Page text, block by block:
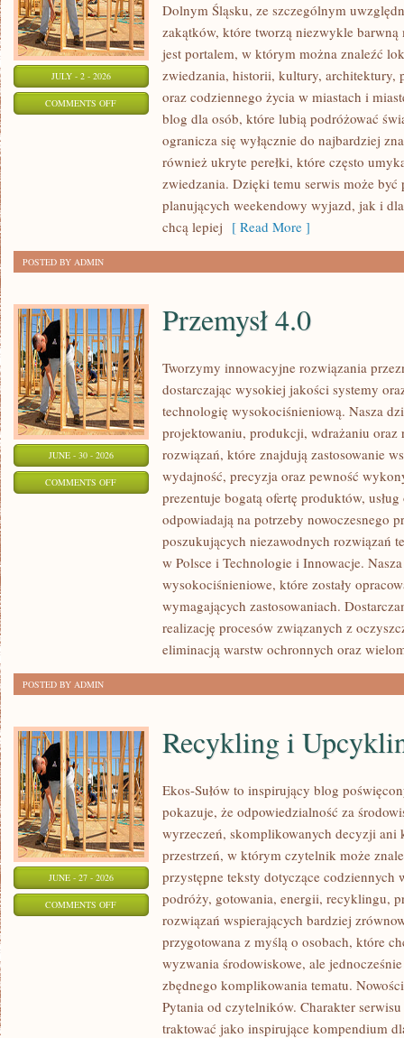
JULY - 2 - 2026
COMMENTS OFFON
WOJEWÓDZTWO
DOLNOŚLĄSKIE
Dolnym Śląsku, ze szczególnym
zakątków, które tworzą niezwykle barwną
jest portalem, w którym można znaleźć
zwiedzania, historii, kultury, architektury,
oraz codziennego życia w miastach i
blog dla osób, które lubią podróżować
ogranicza się wyłącznie do najbardziej
również ukryte perełki, które często
zwiedzania. Dzięki temu serwis może
planujących weekendowy wyjazd, jak i
chcą lepiej [ Read More ]
POSTED BY ADMIN
JUNE - 30 - 2026
COMMENTS OFFON
PRZEMYSŁ
Przemysł 4.0
Tworzymy innowacyjne rozwiązania
dostarczając wysokiej jakości systemy
technologię wysokociśnieniową. Nasza
projektowaniu, produkcji, wdrażaniu oraz
rozwiązań, które znajdują zastosowanie
wydajność, precyzja oraz pewność
prezentuje bogatą ofertę produktów,
odpowiadają na potrzeby nowoczesnego
poszukujących niezawodnych rozwiązań
w Polsce i Technologie i Innowacje.
wysokociśnieniowe, które zostały
wymagających zastosowaniach.
realizację procesów związanych z
eliminacją warstw ochronnych oraz
POSTED BY ADMIN
JUNE - 27 - 2026
COMMENTS OFFON
RECYKLING
UPCYKLING
Recykling i
Ekos-Sułów to inspirujący blog
pokazuje, że odpowiedzialność za
wyrzeczeń, skomplikowanych decyzji ani
przestrzeń, w którym czytelnik może
przystępne teksty dotyczące
podróży, gotowania, energii, recyklingu,
rozwiązań wspierających bardziej
przygotowana z myślą o osobach, które
wyzwania środowiskowe, ale
zbędnego komplikowania tematu.
Pytania od czytelników. Charakter
traktować jako inspirujące kompendium